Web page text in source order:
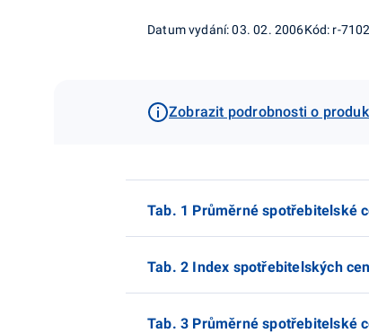
Datum vydání: 03. 02. 2006Kód: r-
Zobrazit podrobnosti o
Tab. 1 Průměrné spotřebitelské
Tab. 2 Index spotřebitelských
Tab. 3 Průměrné spotřebitelské